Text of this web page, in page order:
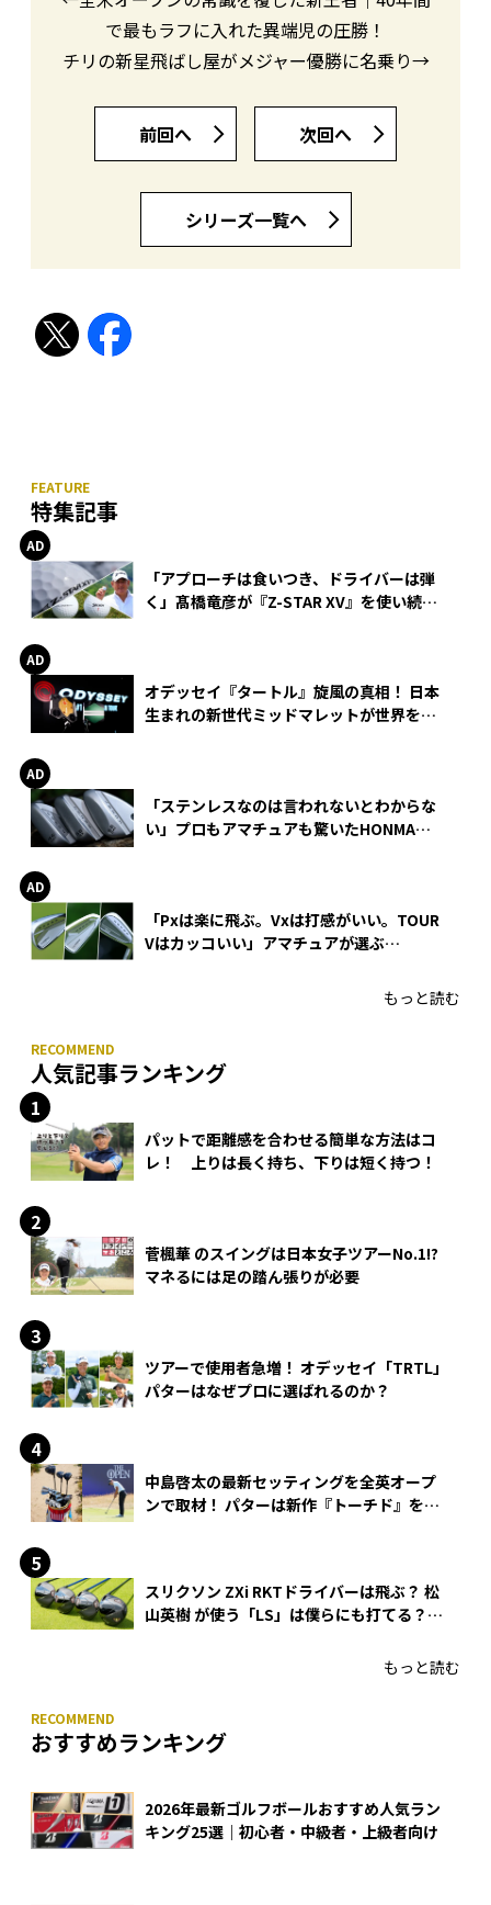
で最もラフに入れた異端児の圧勝！
チリの新星飛ばし屋がメジャー優勝に名乗り→
前回へ 次回へ
シリーズ一覧へ
特集記事
「アプローチは食いつき、ドライバーは弾
く」髙橋竜彦が『Z-STAR XV』を使い続け
オデッセイ『タートル』旋風の真相！ 日本
生まれの新世代ミッドマレットが世界を席
「ステンレスなのは言われないとわからな
い」プロもアマチュアも驚いたHONMA
「Pxは楽に飛ぶ。Vxは打感がいい。TOUR
Vはカッコいい」アマチュアが選ぶ
もっと読む
人気記事ランキング
パットで距離感を合わせる簡単な方法はコ
レ！ 上りは長く持ち、下りは短く持つ！
菅楓華 のスイングは日本女子ツアーNo.1!?
マネるには足の踏ん張りが必要
ツアーで使用者急増！ オデッセイ「TRTL」
パターはなぜプロに選ばれるのか？
中島啓太の最新セッティングを全英オープ
ンで取材！ パターは新作『トーチド』を投
スリクソン ZXi RKTドライバーは飛ぶ？ 松
山英樹 が使う「LS」は僕らにも打てる？
もっと読む
おすすめランキング
2026年最新ゴルフボールおすすめ人気ラン
キング25選｜初心者・中級者・上級者向け